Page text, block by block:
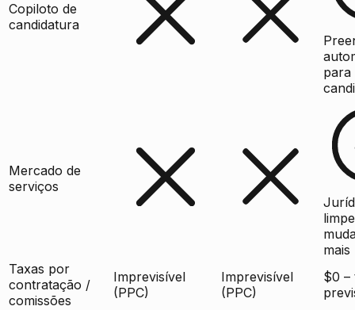
Copiloto de
candidatura
para
Mercado de
serviços
mais
Taxas por
contratação /
comissões
Imprevisível
(PPC)
Imprevisível
(PPC)
$0 –